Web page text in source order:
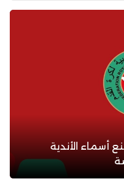
أسماء الأندية